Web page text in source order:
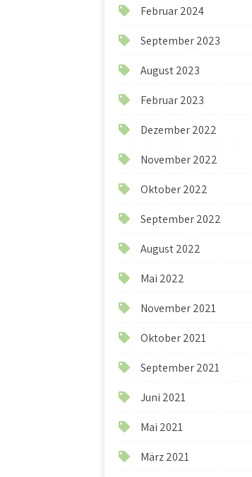
Februar 2024
September 2023
August 2023
Februar 2023
Dezember 2022
November 2022
Oktober 2022
September 2022
August 2022
Mai 2022
November 2021
Oktober 2021
September 2021
Juni 2021
Mai 2021
März 2021